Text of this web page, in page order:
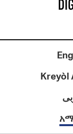
Kreyòl